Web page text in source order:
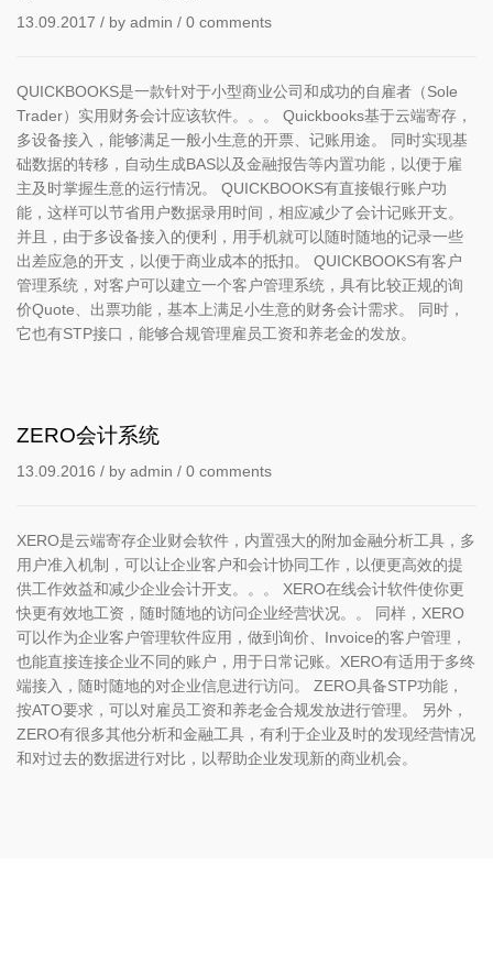
13.09.2017 / by admin / 0 comments
QUICKBOOKS是一款针对于小型商业公司和成功的自雇者（Sole
Trader）实用财务会计应该软件。。。 Quickbooks基于云端寄存，
多设备接入，能够满足一般小生意的开票、记账用途。 同时实现基
础数据的转移，自动生成BAS以及金融报告等内置功能，以便于雇
主及时掌握生意的运行情况。 QUICKBOOKS有直接银行账户功
能，这样可以节省用户数据录用时间，相应减少了会计记账开支。
并且，由于多设备接入的便利，用手机就可以随时随地的记录一些
出差应急的开支，以便于商业成本的抵扣。 QUICKBOOKS有客户
管理系统，对客户可以建立一个客户管理系统，具有比较正规的询
价Quote、出票功能，基本上满足小生意的财务会计需求。 同时，
它也有STP接口，能够合规管理雇员工资和养老金的发放。
ZERO会计系统
13.09.2016 / by admin / 0 comments
XERO是云端寄存企业财会软件，内置强大的附加金融分析工具，多
用户准入机制，可以让企业客户和会计协同工作，以便更高效的提
供工作效益和减少企业会计开支。。。 XERO在线会计软件使你更
快更有效地工资，随时随地的访问企业经营状况。。 同样，XERO
可以作为企业客户管理软件应用，做到询价、Invoice的客户管理，
也能直接连接企业不同的账户，用于日常记账。XERO有适用于多终
端接入，随时随地的对企业信息进行访问。 ZERO具备STP功能，
按ATO要求，可以对雇员工资和养老金合规发放进行管理。 另外，
ZERO有很多其他分析和金融工具，有利于企业及时的发现经营情况
和对过去的数据进行对比，以帮助企业发现新的商业机会。